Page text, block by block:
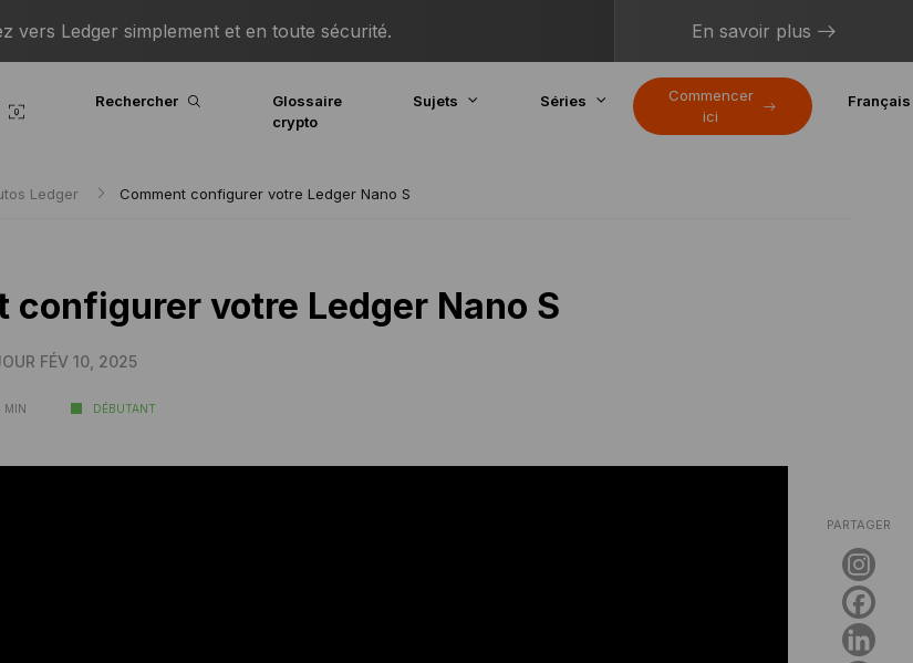
vers Ledger simplement et en toute sécurité. En savoir plus
Rechercher
Glossaire
crypto
Sujets Séries
Commencer
ici
Français
Ledger Comment configurer votre Ledger Nano S
configurer votre Ledger Nano S
FÉV 10, 2025
MIN DÉBUTANT
PARTAGER